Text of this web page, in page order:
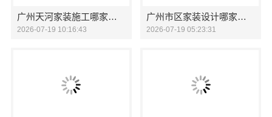
广州天河家装施工哪家专业新房？精匠饰家
2026-07-19 10:16:43
广州市区家装设计哪家好毛坯房精匠饰家
2026-07-19 05:23:31